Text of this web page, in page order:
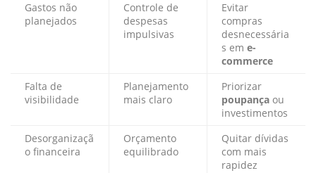
Gastos não
planejados
Controle de
despesas
impulsivas
Evitar
compras
desnecessária
s em e-
commerce
Falta de
visibilidade
Planejamento
mais claro
Priorizar
poupança ou
investimentos
Desorganizaçã
o financeira
Orçamento
equilibrado
Quitar dívidas
com mais
rapidez